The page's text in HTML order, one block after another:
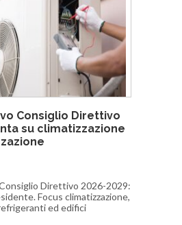
Consiglio Direttivo
su climatizzazione
Direttivo 2026-2029:
Focus climatizzazione,
ed edifici